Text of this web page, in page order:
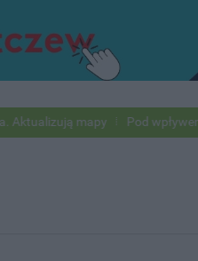
mapy Pod wpływem